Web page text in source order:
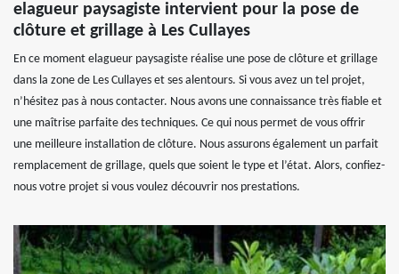
elagueur paysagiste intervient pour la pose de
clôture et grillage à Les Cullayes
En ce moment elagueur paysagiste réalise une pose de clôture et grillage
dans la zone de Les Cullayes et ses alentours. Si vous avez un tel projet,
n’hésitez pas à nous contacter. Nous avons une connaissance très fiable et
une maîtrise parfaite des techniques. Ce qui nous permet de vous offrir
une meilleure installation de clôture. Nous assurons également un parfait
remplacement de grillage, quels que soient le type et l’état. Alors, confiez-
nous votre projet si vous voulez découvrir nos prestations.